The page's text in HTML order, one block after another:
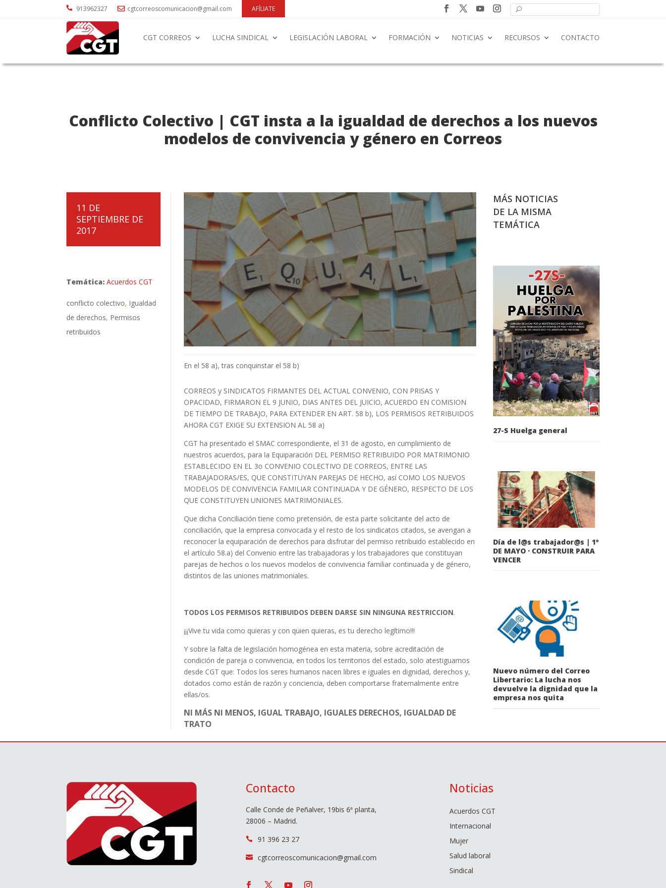
 913962327  cgtcorreoscomunicacion@gmail.com AFÍLIATE
CGT CORREOS LUCHA SINDICAL LEGISLACIÓN LABORAL FORMACIÓN NOTICIAS RECURSOS CONTACTO
Conflicto Colectivo | CGT insta a la igualdad de derechos a los nuevos
modelos de convivencia y género en Correos
11 DE
SEPTIEMBRE DE
2017
Temática:Acuerdos CGT
conflicto colectivo Igualdad
de derechos Permisos
retribuidos
En el 58 a), tras conquinstar el 58 b)
CORREOS y SINDICATOS FIRMANTES DEL ACTUAL CONVENIO, CON PRISAS Y
OPACIDAD, FIRMARON EL 9 JUNIO, DIAS ANTES DEL JUICIO, ACUERDO EN COMISION
DE TIEMPO DE TRABAJO, PARA EXTENDER EN ART. 58 b), LOS PERMISOS RETRIBUIDOS
AHORA CGT EXIGE SU EXTENSION AL 58 a)
CGT ha presentado el SMAC correspondiente, el 31 de agosto, en cumplimiento de
nuestros acuerdos, para la Equiparación DEL PERMISO RETRIBUIDO POR MATRIMONIO
ESTABLECIDO EN EL 3o CONVENIO COLECTIVO DE CORREOS, ENTRE LAS
TRABAJADORAS/ES, QUE CONSTITUYAN PAREJAS DE HECHO, así COMO LOS NUEVOS
MODELOS DE CONVIVENCIA FAMILIAR CONTINUADA Y DE GÉNERO, RESPECTO DE LOS
QUE CONSTITUYEN UNIONES MATRIMONIALES.
Que dicha Conciliación tiene como pretensión, de esta parte solicitante del acto de
conciliación, que la empresa convocada y el resto de los sindicatos citados, se avengan a
reconocer la equiparación de derechos para disfrutar del permiso retribuido establecido en
el artículo 58.a) del Convenio entre las trabajadoras y los trabajadores que constituyan
parejas de hechos o los nuevos modelos de convivencia familiar continuada y de género,
distintos de las uniones matrimoniales.
TODOS LOS PERMISOS RETRIBUIDOS DEBEN DARSE SIN NINGUNA RESTRICCION.
¡¡¡Vive tu vida como quieras y con quien quieras, es tu derecho legítimo!!!
Y sobre la falta de legislación homogénea en esta materia, sobre acreditación de
condición de pareja o convivencia, en todos los territorios del estado, solo atestiguamos
desde CGT que: Todos los seres humanos nacen libres e iguales en dignidad, derechos y,
dotados como están de razón y conciencia, deben comportarse fraternalmente entre
ellas/os.
NI MÁS NI MENOS, IGUAL TRABAJO, IGUALES DERECHOS, IGUALDAD DE
TRATO
MÁS NOTICIAS
DE LA MISMA
TEMÁTICA
27-S Huelga general
Día de l@s trabajador@s | 1º
DE MAYO · CONSTRUIR PARA
VENCER
Nuevo número del Correo
Libertario: La lucha nos
devuelve la dignidad que la
empresa nos quita
Contacto
Calle Conde de Peñalver, 19bis 6ª planta,
28006 – Madrid.
 91 396 23 27
 cgtcorreoscomunicacion@gmail.com
Noticias
Acuerdos CGT
Internacional
Mujer
Salud laboral
Sindical